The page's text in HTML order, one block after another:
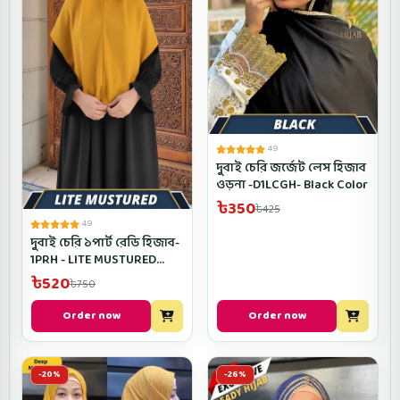
4.9
দুবাই চেরি ১পার্ট রেডি হিজাব-
1PRH - LITE MUSTURED
Color
৳520৳750
Order now
4.9
দুবাই চেরি জর্জেট লেস হিজাব
ওড়না -D1LCGH- Black Color
৳350৳425
Order now
-20% -26%